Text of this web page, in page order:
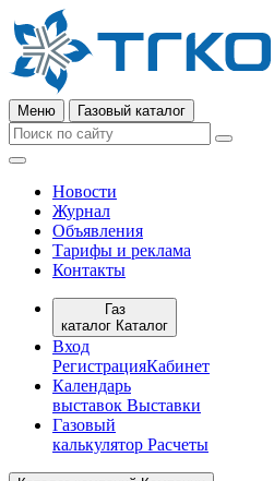
Меню Газовый каталог
Новости
Журнал
Объявления
Тарифы и реклама
Контакты
Газ
каталог Каталог
Вход
РегистрацияКабинет
Календарь
выставок Выставки
Газовый
калькулятор Расчеты